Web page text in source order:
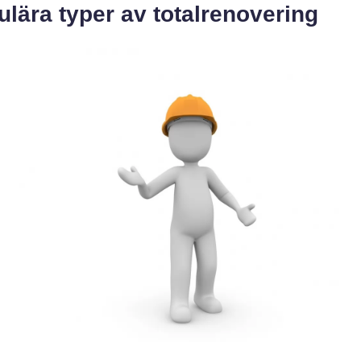
typer av totalrenovering